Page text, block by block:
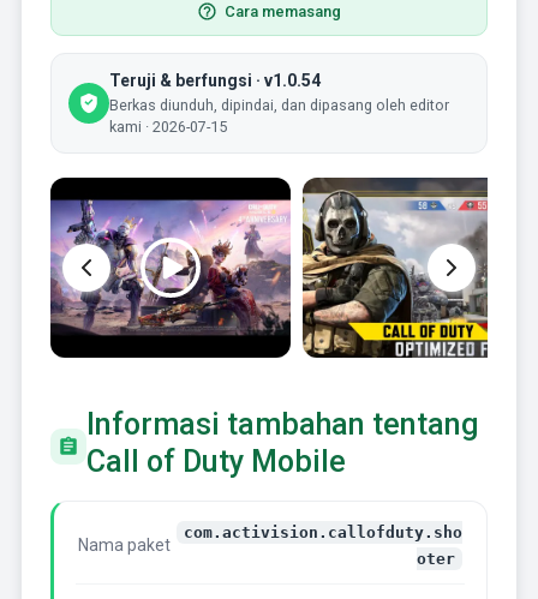
Cara memasang
Teruji & berfungsi · v1.0.54
Berkas diunduh, dipindai, dan dipasang oleh editor
kami · 2026-07-15
Informasi tambahan tentang
Call of Duty Mobile
Nama paket
com.activision.callofduty.sho
oter